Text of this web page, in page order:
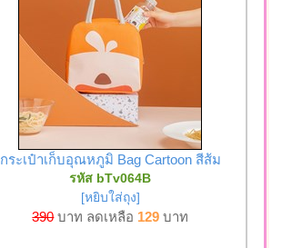
กระเป๋าเก็บอุณหภูมิ Bag Cartoon สีส้ม
รหัส bTv064B
[หยิบใส่ถุง]
390บาท ลดเหลือ 129 บาท